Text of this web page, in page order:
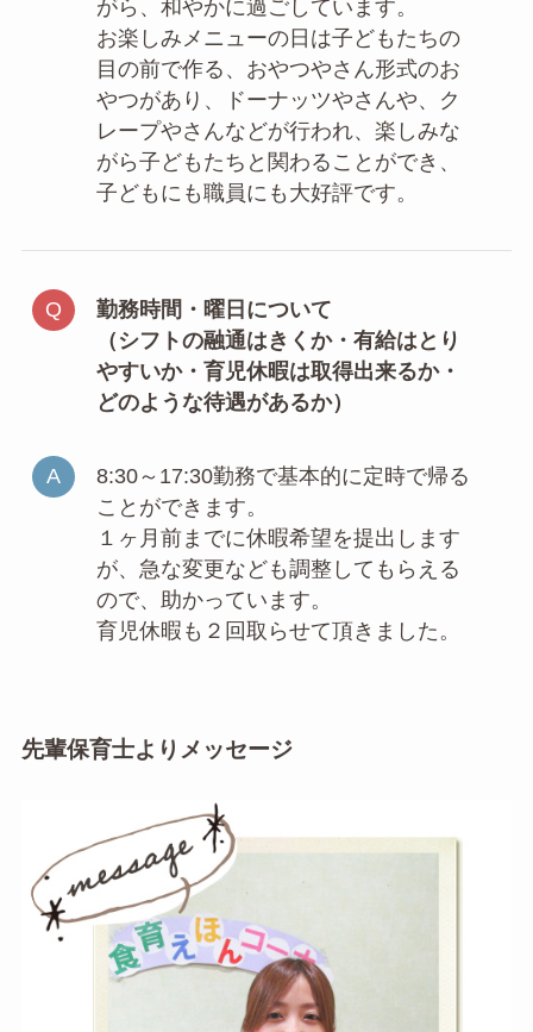
がら、和やかに過ごしています。
お楽しみメニューの日は子どもたちの
目の前で作る、おやつやさん形式のお
やつがあり、ドーナッツやさんや、ク
レープやさんなどが行われ、楽しみな
がら子どもたちと関わることができ、
子どもにも職員にも大好評です。
勤務時間・曜日について
（シフトの融通はきくか・有給はとり
やすいか・育児休暇は取得出来るか・
どのような待遇があるか）
8:30～17:30勤務で基本的に定時で帰る
ことができます。
１ヶ月前までに休暇希望を提出します
が、急な変更なども調整してもらえる
ので、助かっています。
育児休暇も２回取らせて頂きました。
先輩保育士よりメッセージ